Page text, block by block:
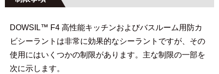
DOWSIL™ F4 高性能キッチンおよびバスルーム用防カ
ビシーラントは非常に効果的なシーラントですが、その
使用にはいくつかの制限があります。主な制限の一部を
次に示します。